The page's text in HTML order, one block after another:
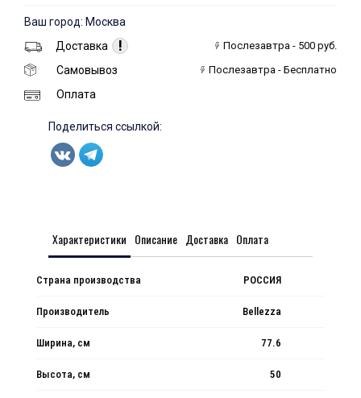
Ваш город: Москва
Доставка
! Послезавтра - 500 руб.
Самовывоз Послезавтра - Бесплатно
Оплата
Поделиться ссылкой:
Характеристики Описание Доставка Оплата
Страна производства РОССИЯ
Производитель Bellezza
Ширина, см 77.6
Высота, см 50